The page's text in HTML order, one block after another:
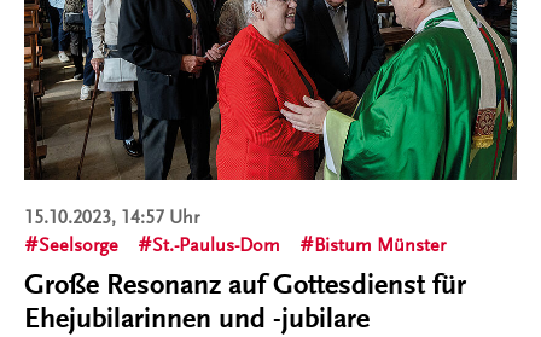
15.10.2023, 14:57 Uhr
Seelsorge
St.-Paulus-Dom Bistum Münster
Große Resonanz auf Gottesdienst für
Ehejubilarinnen und -jubilare